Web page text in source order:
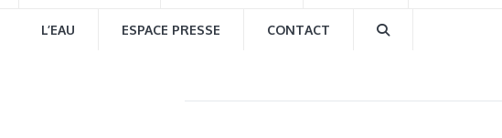
L’EAU ESPACE PRESSE CONTACT